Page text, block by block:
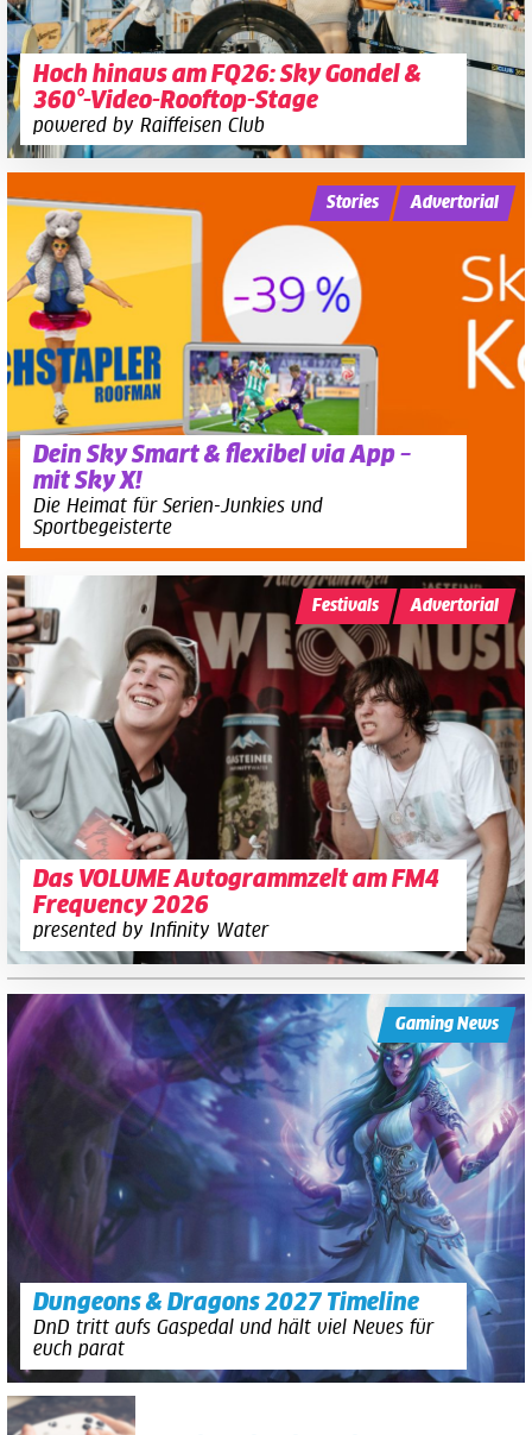
Hoch hinaus am FQ26: Sky Gondel &
360°-Video-Rooftop-Stage
powered by Raiffeisen Club
Dein Sky Smart & flexibel via App –
mit Sky X!
Die Heimat für Serien-Junkies und
Sportbegeisterte
Stories Advertorial
Das VOLUME Autogrammzelt am FM4
Frequency 2026
presented by Infinity Water
Festivals Advertorial
Dungeons & Dragons 2027 Timeline
DnD tritt aufs Gaspedal und hält viel Neues für
euch parat
Gaming News